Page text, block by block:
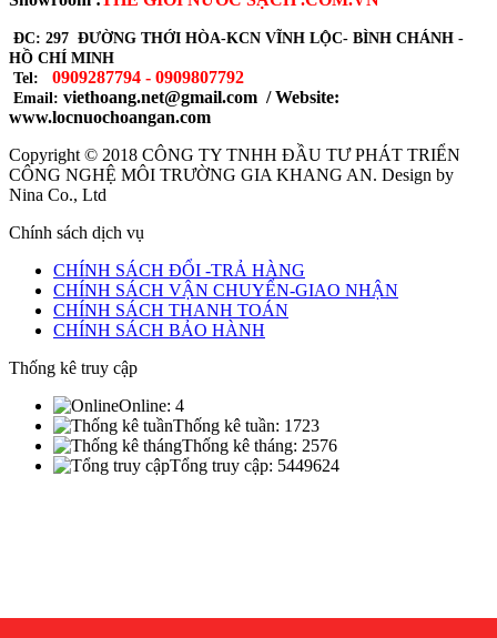
ĐC: 297 ĐƯỜNG THỚI HÒA-KCN VĨNH LỘC- BÌNH CHÁNH -
HỒ CHÍ MINH
Tel:
0909287794 - 0909807792
Email: viethoang.net@gmail.com / Website:
www.locnuochoangan.com
Copyright © 2018 CÔNG TY TNHH ĐẦU TƯ PHÁT TRIỂN
CÔNG NGHỆ MÔI TRƯỜNG GIA KHANG AN. Design by
Nina Co., Ltd
Chính sách dịch vụ
CHÍNH SÁCH ĐỔI -TRẢ HÀNG
CHÍNH SÁCH VẬN CHUYỂN-GIAO NHẬN
CHÍNH SÁCH THANH TOÁN
CHÍNH SÁCH BẢO HÀNH
Thống kê truy cập
Online: 4
Thống kê tuần: 1723
Thống kê tháng: 2576
Tổng truy cập: 5449624